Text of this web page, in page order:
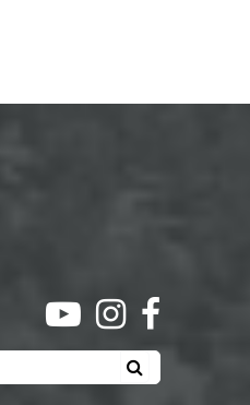
ugrás youtube
ugrásugrás